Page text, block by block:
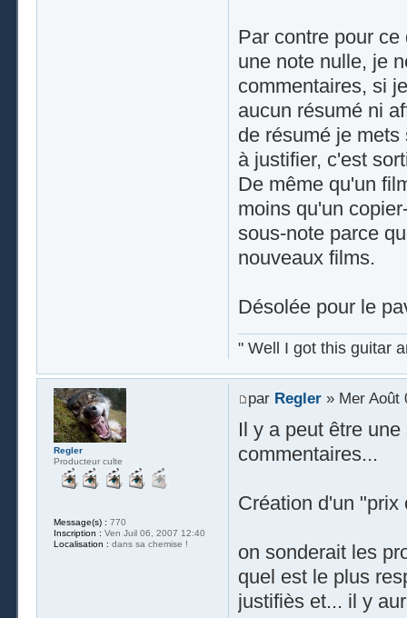
Par contre pour
une note nulle, je
commentaires, si
aucun résumé ni
de résumé je
à justifier, c'est
De même qu'un
moins qu'un
sous-note parce
nouveaux films.
Désolée pour le
" Well I got this guitar
par Regler» Mer Août
Il y a peut être
commentaires...
Création d'un "prix
on sonderait les
quel est le plus
justifiès et... il y
Regler
Producteur culte
Message(s) : 770
Inscription : Ven Juil 06, 2007 12:40
Localisation : dans sa chemise !